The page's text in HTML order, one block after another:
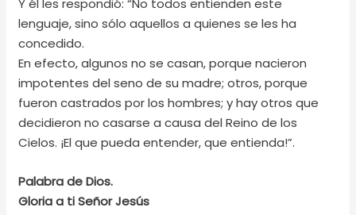
Y él les respondió: “No todos entienden este
lenguaje, sino sólo aquellos a quienes se les ha
concedido.
En efecto, algunos no se casan, porque nacieron
impotentes del seno de su madre; otros, porque
fueron castrados por los hombres; y hay otros que
decidieron no casarse a causa del Reino de los
Cielos. ¡El que pueda entender, que entienda!”.
Palabra de Dios.
Gloria a ti Señor Jesús